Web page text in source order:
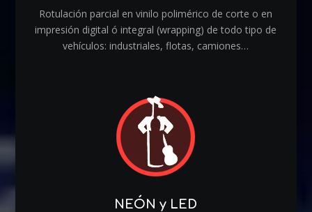
Rotulación parcial en vinilo polimérico de corte o en
impresión digital ó integral (wrapping) de todo tipo de
vehículos: industriales, flotas, camiones…
NEÓN y LED